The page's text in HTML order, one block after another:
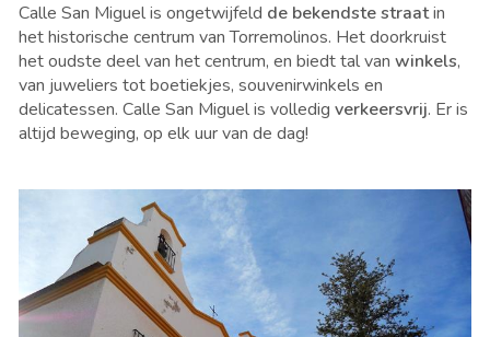
Calle San Miguel is ongetwijfeld de bekendste straatin
het historische centrum van Torremolinos. Het doorkruist
het oudste deel van het centrum, en biedt tal van winkels,
van juweliers tot boetiekjes, souvenirwinkels en
delicatessen. Calle San Miguel is volledig verkeersvrij. Er is
altijd beweging, op elk uur van de dag!